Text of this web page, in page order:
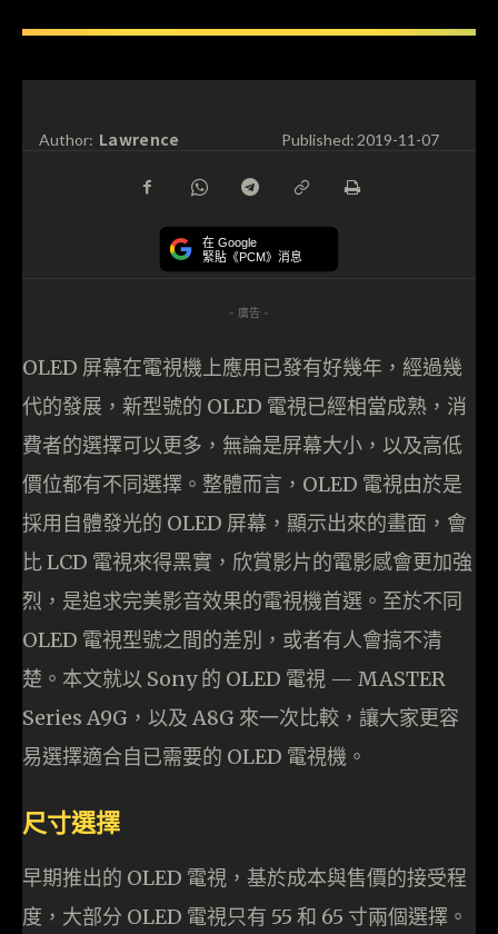
Author: Lawrence Published:2019-11-07
在 Google
緊貼《PCM》消息
- 廣告 -
OLED 屏幕在電視機上應用已發有好幾年，經過幾
代的發展，新型號的 OLED 電視已經相當成熟，消
費者的選擇可以更多，無論是屏幕大小，以及高低
價位都有不同選擇。整體而言，OLED 電視由於是
採用自體發光的 OLED 屏幕，顯示出來的畫面，會
比 LCD 電視來得黑實，欣賞影片的電影感會更加強
烈，是追求完美影音效果的電視機首選。至於不同
OLED 電視型號之間的差別，或者有人會搞不清
楚。本文就以 Sony 的 OLED 電視 — MASTER
Series A9G，以及 A8G 來一次比較，讓大家更容
易選擇適合自已需要的 OLED 電視機。
尺寸選擇
早期推出的 OLED 電視，基於成本與售價的接受程
度，大部分 OLED 電視只有 55 和 65 寸兩個選擇。